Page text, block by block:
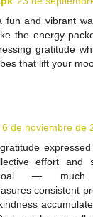
fun and vibrant
the energy-
gratitude
that lift your
6 de noviembre de
effort and
goal —
consistent